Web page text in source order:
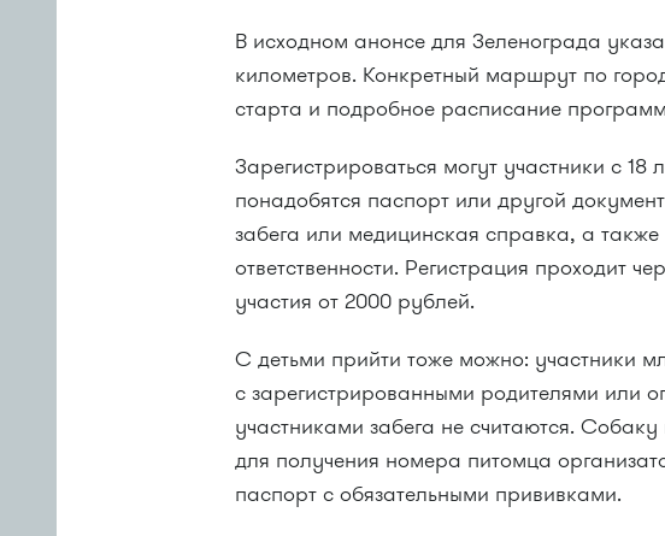
В исходном анонсе для Зеленограда
километров. Конкретный маршрут по
старта и подробное расписание
Зарегистрироваться могут участники с
понадобятся паспорт или другой
забега или медицинская справка, а
ответственности. Регистрация проходит
участия от 2000 рублей.
С детьми прийти тоже можно: участники
с зарегистрированными родителями или
участниками забега не считаются.
для получения номера питомца
паспорт с обязательными прививками.